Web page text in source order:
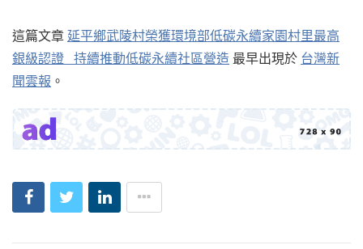
這篇文章 延平鄉武陵村榮獲環境部低碳永續家園村里最高
銀級認證 持續推動低碳永續社區營造 最早出現於 台灣新
聞雲報 。